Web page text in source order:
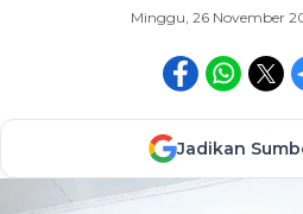
Minggu, 26 November
Jadikan